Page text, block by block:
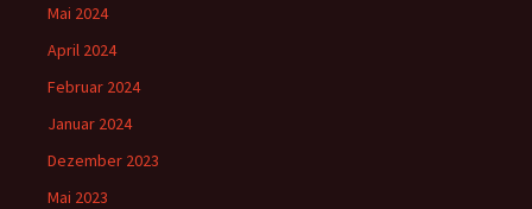
Mai 2024
April 2024
Februar 2024
Januar 2024
Dezember 2023
Mai 2023